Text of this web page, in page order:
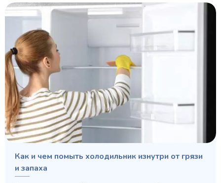
Как и чем помыть холодильник изнутри от грязи
и запаха